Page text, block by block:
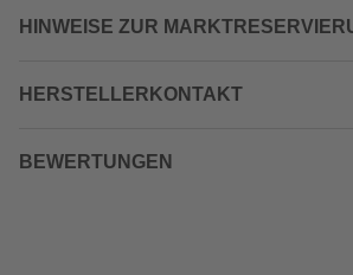
HINWEISE ZUR
HERSTELLERKONTAKT
BEWERTUNGEN